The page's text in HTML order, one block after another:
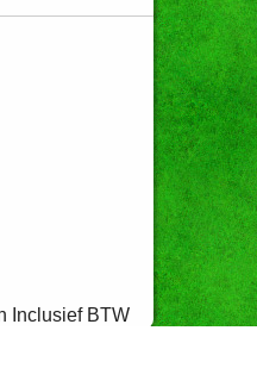
Inclusief BTW